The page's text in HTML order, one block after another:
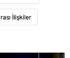
İlişkiler